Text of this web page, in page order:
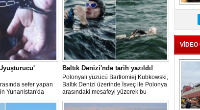
sefer yapan
Yunanistan'da
Baltık Denizi'nde tarih yazıldı!
Polonyalı yüzücü Bartłomiej Kubkowski,
Baltık Denizi üzerinde İsveç ile Polonya
arasındaki mesafeyi yüzerek bu
başarının ilk örneği olarak tarihe geçti.
VİDEO